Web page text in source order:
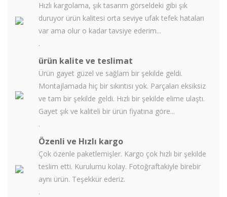
Hızlı kargolama, şık tasarım görseldeki gibi şık
duruyor ürün kalitesi orta seviye ufak tefek hataları
var ama olur o kadar tavsiye ederim...
.
ürün kalite ve teslimat
Ürün gayet güzel ve sağlam bir şekilde geldi.
Montajlamada hiç bir sıkıntısı yok. Parçaları eksiksiz
ve tam bir şekilde geldi. Hızlı bir şekilde elime ulaştı.
Gayet şık ve kaliteli bir ürün fiyatına göre...
.
Özenli ve Hızlı kargo
Çok özenle paketlemişler. Kargo çok hızlı bir şekilde
teslim etti. Kurulumu kolay. Fotoğraftakiyle birebir
aynı ürün. Teşekkür ederiz.
.